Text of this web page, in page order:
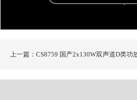
上一篇：CS8759 国产2x130W双声道D类功